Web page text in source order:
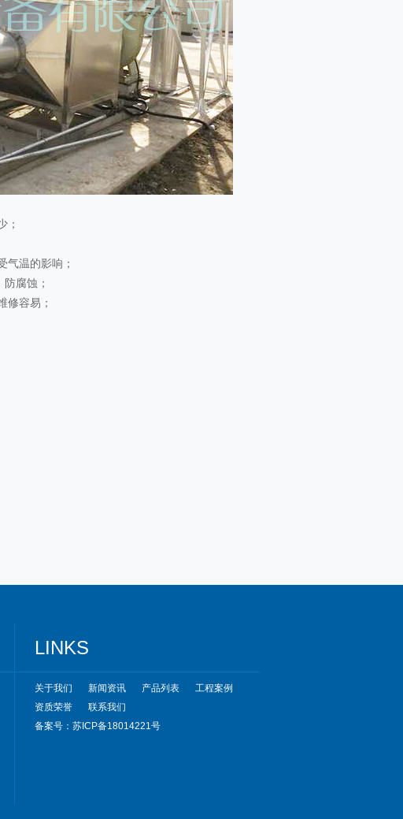
；
气温的影响；
腐蚀；
修容易；
LINKS
关于我们 新闻资讯 产品列表
工程案例
资质荣誉
联系我们
备案号：苏ICP备18014221号